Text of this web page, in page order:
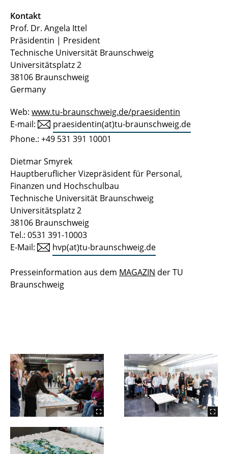
Kontakt
Prof. Dr. Angela Ittel
Präsidentin | President
Technische Universität Braunschweig
Universitätsplatz 2
38106 Braunschweig
Germany
Web: www.tu-braunschweig.de/praesidentin
E-mail:
praesidentin(at)tu-braunschweig.de
Phone.: +49 531 391 10001
Dietmar Smyrek
Hauptberuflicher Vizepräsident für Personal,
Finanzen und Hochschulbau
Technische Universität Braunschweig
Universitätsplatz 2
38106 Braunschweig
Tel.: 0531 391-10003
E-Mail:
hvp(at)tu-braunschweig.de
Presseinformation aus dem MAGAZIN der TU
Braunschweig